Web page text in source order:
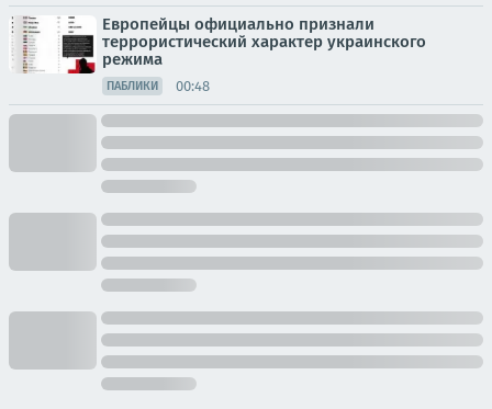
Европейцы официально признали
террористический характер украинского
режима
ПАБЛИКИ 00:48